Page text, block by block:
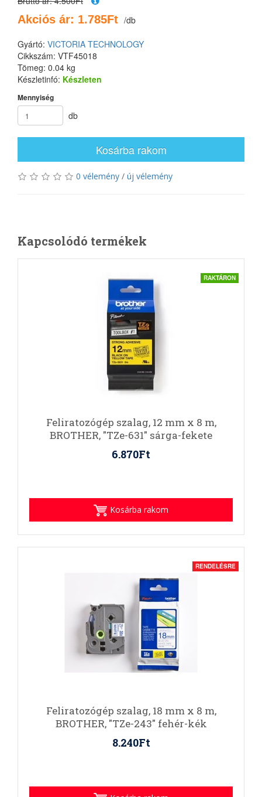
Akciós ár: 1.785Ft /db
Gyártó: VICTORIA TECHNOLOGY
Cikkszám: VTF45018
Tömeg: 0.04 kg
Készletinfó: Készleten
Mennyiség
db
Kosárba rakom
0 vélemény / új vélemény
Kapcsolódó termékek
RAKTÁRON
Feliratozógép szalag, 12 mm x 8 m,
BROTHER, "TZe-631" sárga-fekete
6.870Ft
Kosárba rakom
RENDELÉSRE
Feliratozógép szalag, 18 mm x 8 m,
BROTHER, "TZe-243" fehér-kék
8.240Ft